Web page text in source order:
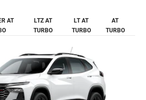
AT
LTZ AT
TURBO
LT AT
TURBO
AT
TURBO